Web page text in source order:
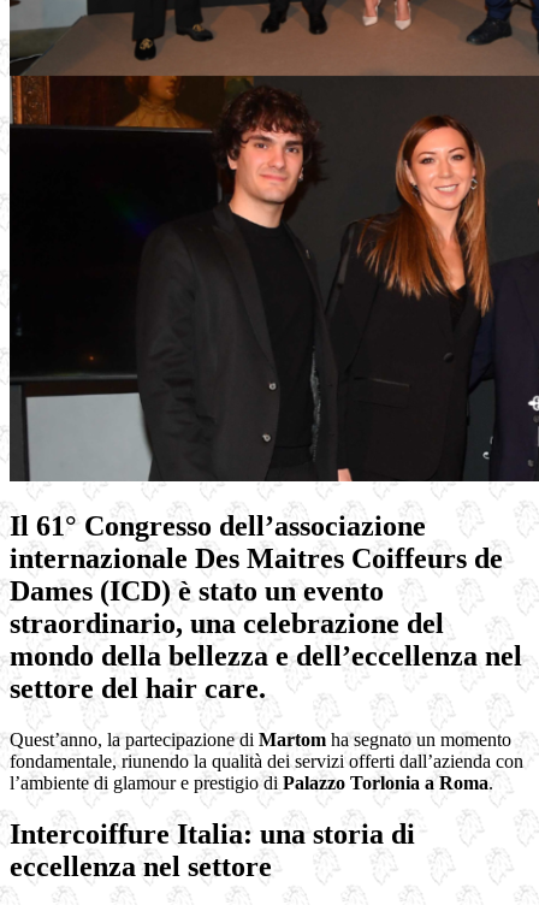
Il 61° Congresso dell’associazione
internazionale Des Maitres Coiffeurs de
Dames (ICD) è stato un evento
straordinario, una celebrazione del
mondo della bellezza e dell’eccellenza nel
settore del hair care.
Quest’anno, la partecipazione di Martom ha segnato un momento
fondamentale, riunendo la qualità dei servizi offerti dall’azienda con
l’ambiente di glamour e prestigio di Palazzo Torlonia a Roma.
Intercoiffure Italia: una storia di
eccellenza nel settore